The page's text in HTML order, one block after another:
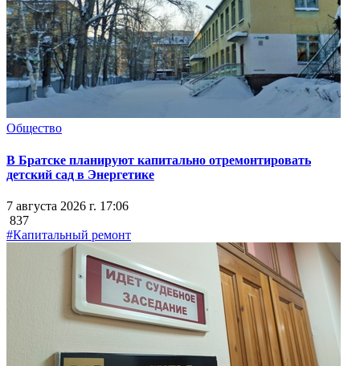
Общество
В Братске планируют капитально отремонтировать
детский сад в Энергетике
7 августа 2026 г. 17:06
837
#Капитальный ремонт